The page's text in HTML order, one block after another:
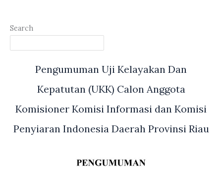
Search
Pengumuman Uji Kelayakan Dan
Kepatutan (UKK) Calon Anggota
Komisioner Komisi Informasi dan Komisi
Penyiaran Indonesia Daerah Provinsi Riau